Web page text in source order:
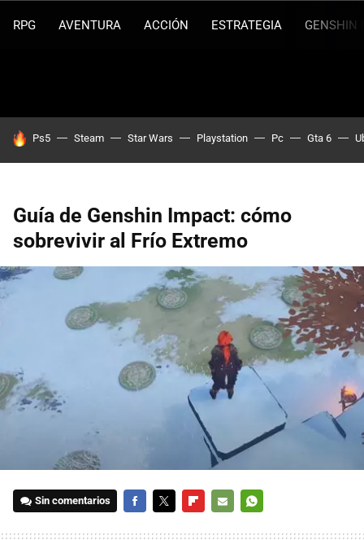
RPG AVENTURA ACCIÓN ESTRATEGIA GENSHIN
HOY SE HABLA DE
Ps5 Steam Star Wars Playstation Pc Gta 6
Guía de Genshin Impact: cómo
sobrevivir al Frío Extremo
Sin comentarios